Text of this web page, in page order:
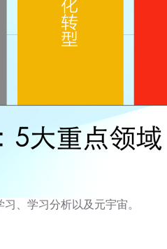
、学习分析以及元宇宙。